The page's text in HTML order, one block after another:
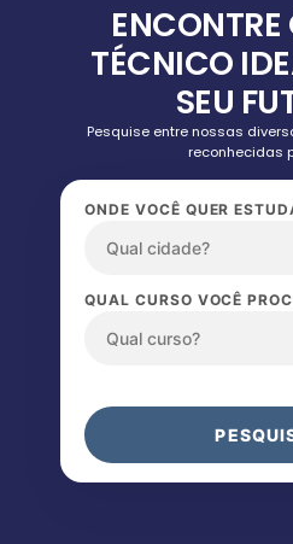
ENCONTRE
TÉCNICO
SEU
Pesquise entre nossas
reconhecidas
ONDE VOCÊ QUER
QUAL CURSO VOCÊ